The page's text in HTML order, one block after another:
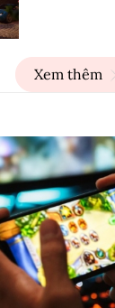
Xem thêm